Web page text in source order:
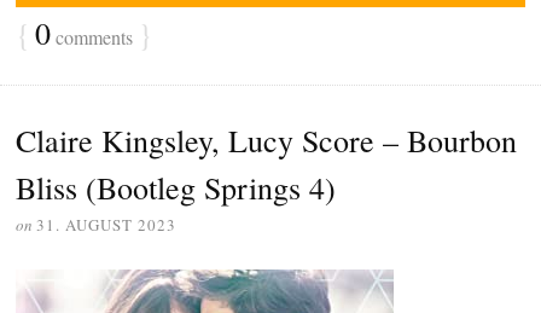
{ 0comments }
Claire Kingsley, Lucy Score – Bourbon
Bliss (Bootleg Springs 4)
on 31. AUGUST 2023